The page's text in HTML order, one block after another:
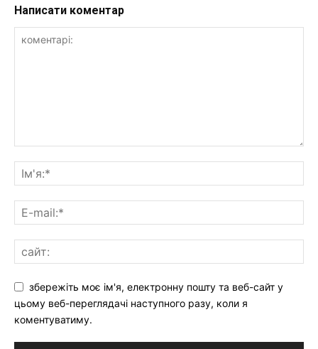
Написати коментар
збережіть моє ім'я, електронну пошту та веб-сайт у
цьому веб-переглядачі наступного разу, коли я
коментуватиму.